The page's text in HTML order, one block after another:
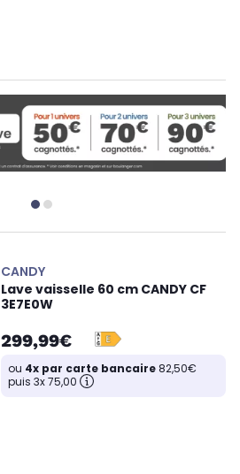
CANDY
Lave vaisselle 60 cm CANDY CF
3E7E0W
299,99€
ou 4x par carte bancaire82,50€
puis 3x 75,00